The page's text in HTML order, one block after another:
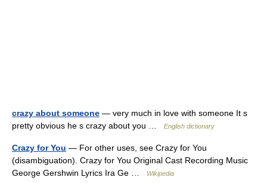
crazy about someone — very much in love with someone It s
pretty obvious he s crazy about you …
English dictionary
Crazy for You — For other uses, see Crazy for You
(disambiguation). Crazy for You Original Cast Recording Music
George Gershwin Lyrics Ira Ge …
Wikipedia